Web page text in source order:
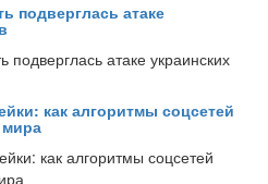
подверглась атаке
как алгоритмы соцсетей